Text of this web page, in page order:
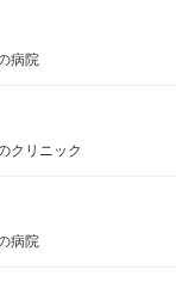
病院
クリニック
病院